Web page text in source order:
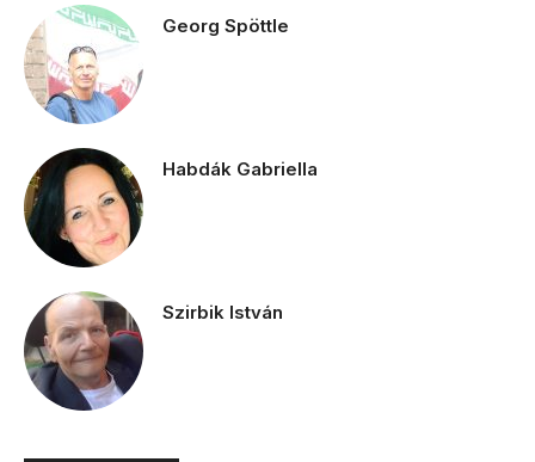
Georg Spöttle
Habdák Gabriella
Szirbik István